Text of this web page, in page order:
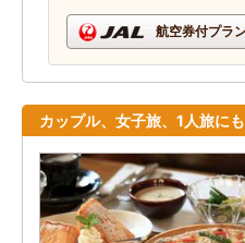
航空券付プラ
カップル、女子旅、1人旅に